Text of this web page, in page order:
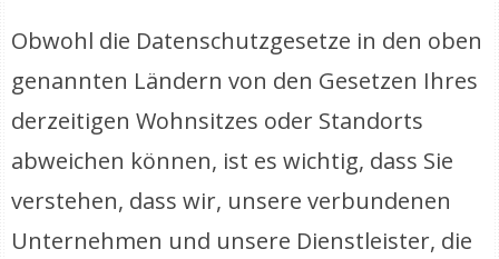
Obwohl die Datenschutzgesetze in den oben
genannten Ländern von den Gesetzen Ihres
derzeitigen Wohnsitzes oder Standorts
abweichen können, ist es wichtig, dass Sie
verstehen, dass wir, unsere verbundenen
Unternehmen und unsere Dienstleister, die